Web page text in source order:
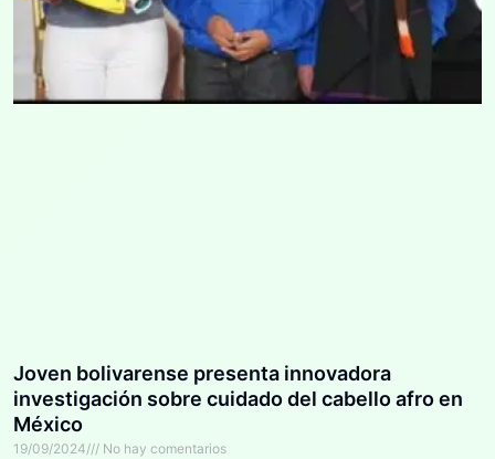
Joven bolivarense presenta innovadora
investigación sobre cuidado del cabello afro en
México
19/09/2024 No hay comentarios